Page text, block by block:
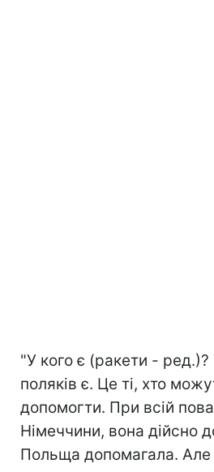
"У кого є (ракети - ред.)?
поляків є. Це ті, хто
допомогти. При всій
Німеччини, вона дійсно
Польща допомагала.